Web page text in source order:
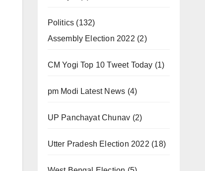
Politics (132)
Assembly Election 2022 (2)
CM Yogi Top 10 Tweet Today (1)
pm Modi Latest News (4)
UP Panchayat Chunav (2)
Utter Pradesh Election 2022 (18)